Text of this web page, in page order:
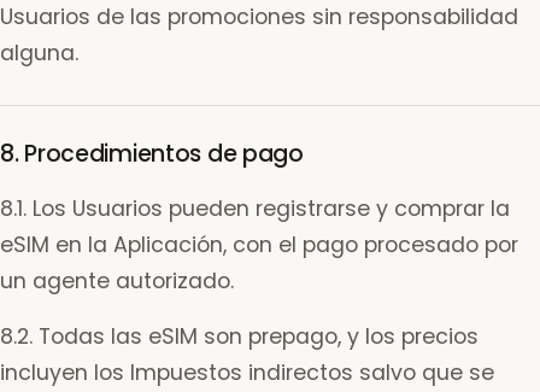
Usuarios de las promociones sin responsabilidad
alguna.
8. Procedimientos de pago
8.1. Los Usuarios pueden registrarse y comprar la
eSIM en la Aplicación, con el pago procesado por
un agente autorizado.
8.2. Todas las eSIM son prepago, y los precios
incluyen los Impuestos indirectos salvo que se